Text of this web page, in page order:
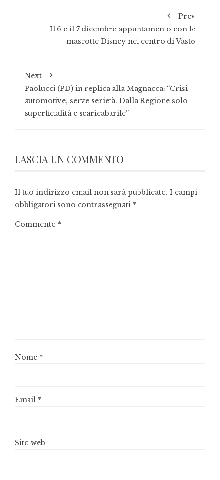
Prev
Il 6 e il 7 dicembre appuntamento con le
mascotte Disney nel centro di Vasto
Next
Paolucci (PD) in replica alla Magnacca: “Crisi
automotive, serve serietà. Dalla Regione solo
superficialità e scaricabarile”
LASCIA UN COMMENTO
Il tuo indirizzo email non sarà pubblicato. I campi
obbligatori sono contrassegnati *
Commento *
Nome *
Email *
Sito web